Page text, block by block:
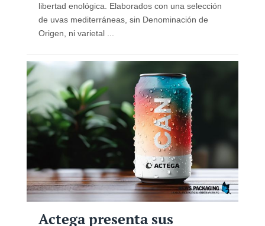
libertad enológica. Elaborados con una selección
de uvas mediterráneas, sin Denominación de
Origen, ni varietal ...
Actega presenta sus